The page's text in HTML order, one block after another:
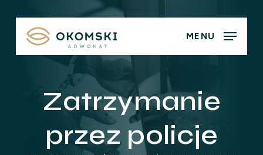
content
MENU
Zatrzymanie
przez policje